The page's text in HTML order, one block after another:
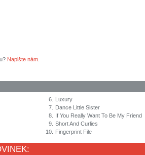
Napište nám
6.
Luxury
7.
Dance Little Sister
8.
If You Really Want To Be My Friend
9. Short And Curlies
10.
Fingerprint File